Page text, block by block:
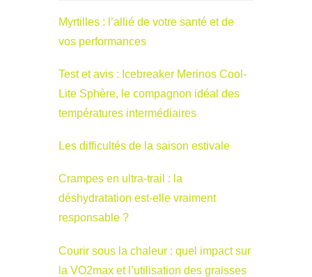
Myrtilles : l’allié de votre santé et de
vos performances
Test et avis : Icebreaker Merinos Cool-
Lite Sphère, le compagnon idéal des
températures intermédiaires
Les difficultés de la saison estivale
Crampes en ultra-trail : la
déshydratation est-elle vraiment
responsable ?
Courir sous la chaleur : quel impact sur
la VO2max et l’utilisation des graisses